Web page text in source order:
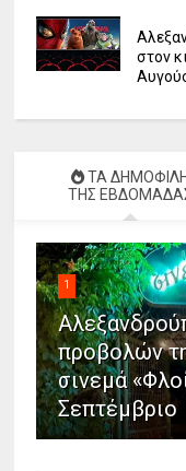
στον
ΤΑ ΔΗΜΟΦΙΛΗ
ΤΗΣ
1
προβολών
σινεμά
Σεπτέμβριο